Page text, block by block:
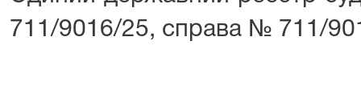
711/9016/25, справа № 711/